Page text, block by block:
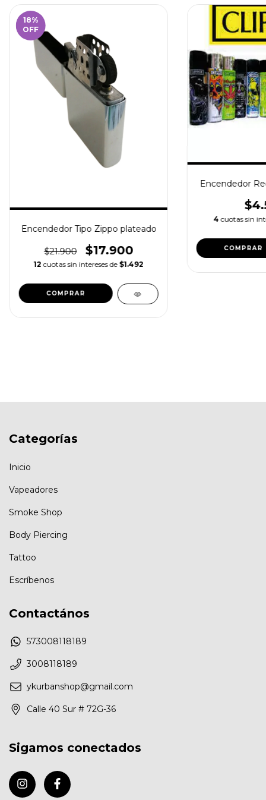
18%
OFF
Encendedor Tipo Zippo plateado
$21.900 $17.900
12 cuotas sin intereses de $1.492
Encendedor
4 cuotas sin
Categorías
Inicio
Vapeadores
Smoke Shop
Body Piercing
Tattoo
Escríbenos
Contactános
573008118189
3008118189
ykurbanshop@gmail.com
Calle 40 Sur # 72G-36
Sigamos conectados